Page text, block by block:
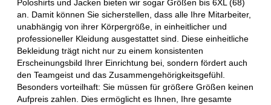
Poloshirts und Jacken bieten wir sogar Größen bis 6XL (68)
an. Damit können Sie sicherstellen, dass alle Ihre Mitarbeiter,
unabhängig von ihrer Körpergröße, in einheitlicher und
professioneller Kleidung ausgestattet sind. Diese einheitliche
Bekleidung trägt nicht nur zu einem konsistenten
Erscheinungsbild Ihrer Einrichtung bei, sondern fördert auch
den Teamgeist und das Zusammengehörigkeitsgefühl.
Besonders vorteilhaft: Sie müssen für größere Größen keinen
Aufpreis zahlen. Dies ermöglicht es Ihnen, Ihre gesamte